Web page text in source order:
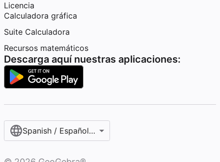
Licencia
Calculadora gráfica
Suite Calculadora
Recursos matemáticos
Descarga aquí nuestras aplicaciones:
Spanish / Español (internacional)